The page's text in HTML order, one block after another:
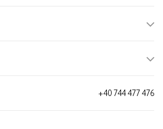
+40 744 477 476